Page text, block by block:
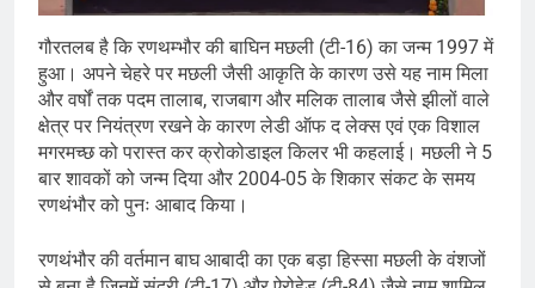
गौरतलब है कि रणथम्भौर की बाघिन मछली (टी-16) का जन्म 1997 में
हुआ। अपने चेहरे पर मछली जैसी आकृति के कारण उसे यह नाम मिला
और वर्षों तक पदम तालाब, राजबाग और मलिक तालाब जैसे झीलों वाले
क्षेत्र पर नियंत्रण रखने के कारण लेडी ऑफ द लेक्स एवं एक विशाल
मगरमच्छ को परास्त कर क्रोकोडाइल किलर भी कहलाई। मछली ने 5
बार शावकों को जन्म दिया और 2004-05 के शिकार संकट के समय
रणथंभौर को पुनः आबाद किया।
रणथंभौर की वर्तमान बाघ आबादी का एक बड़ा हिस्सा मछली के वंशजों